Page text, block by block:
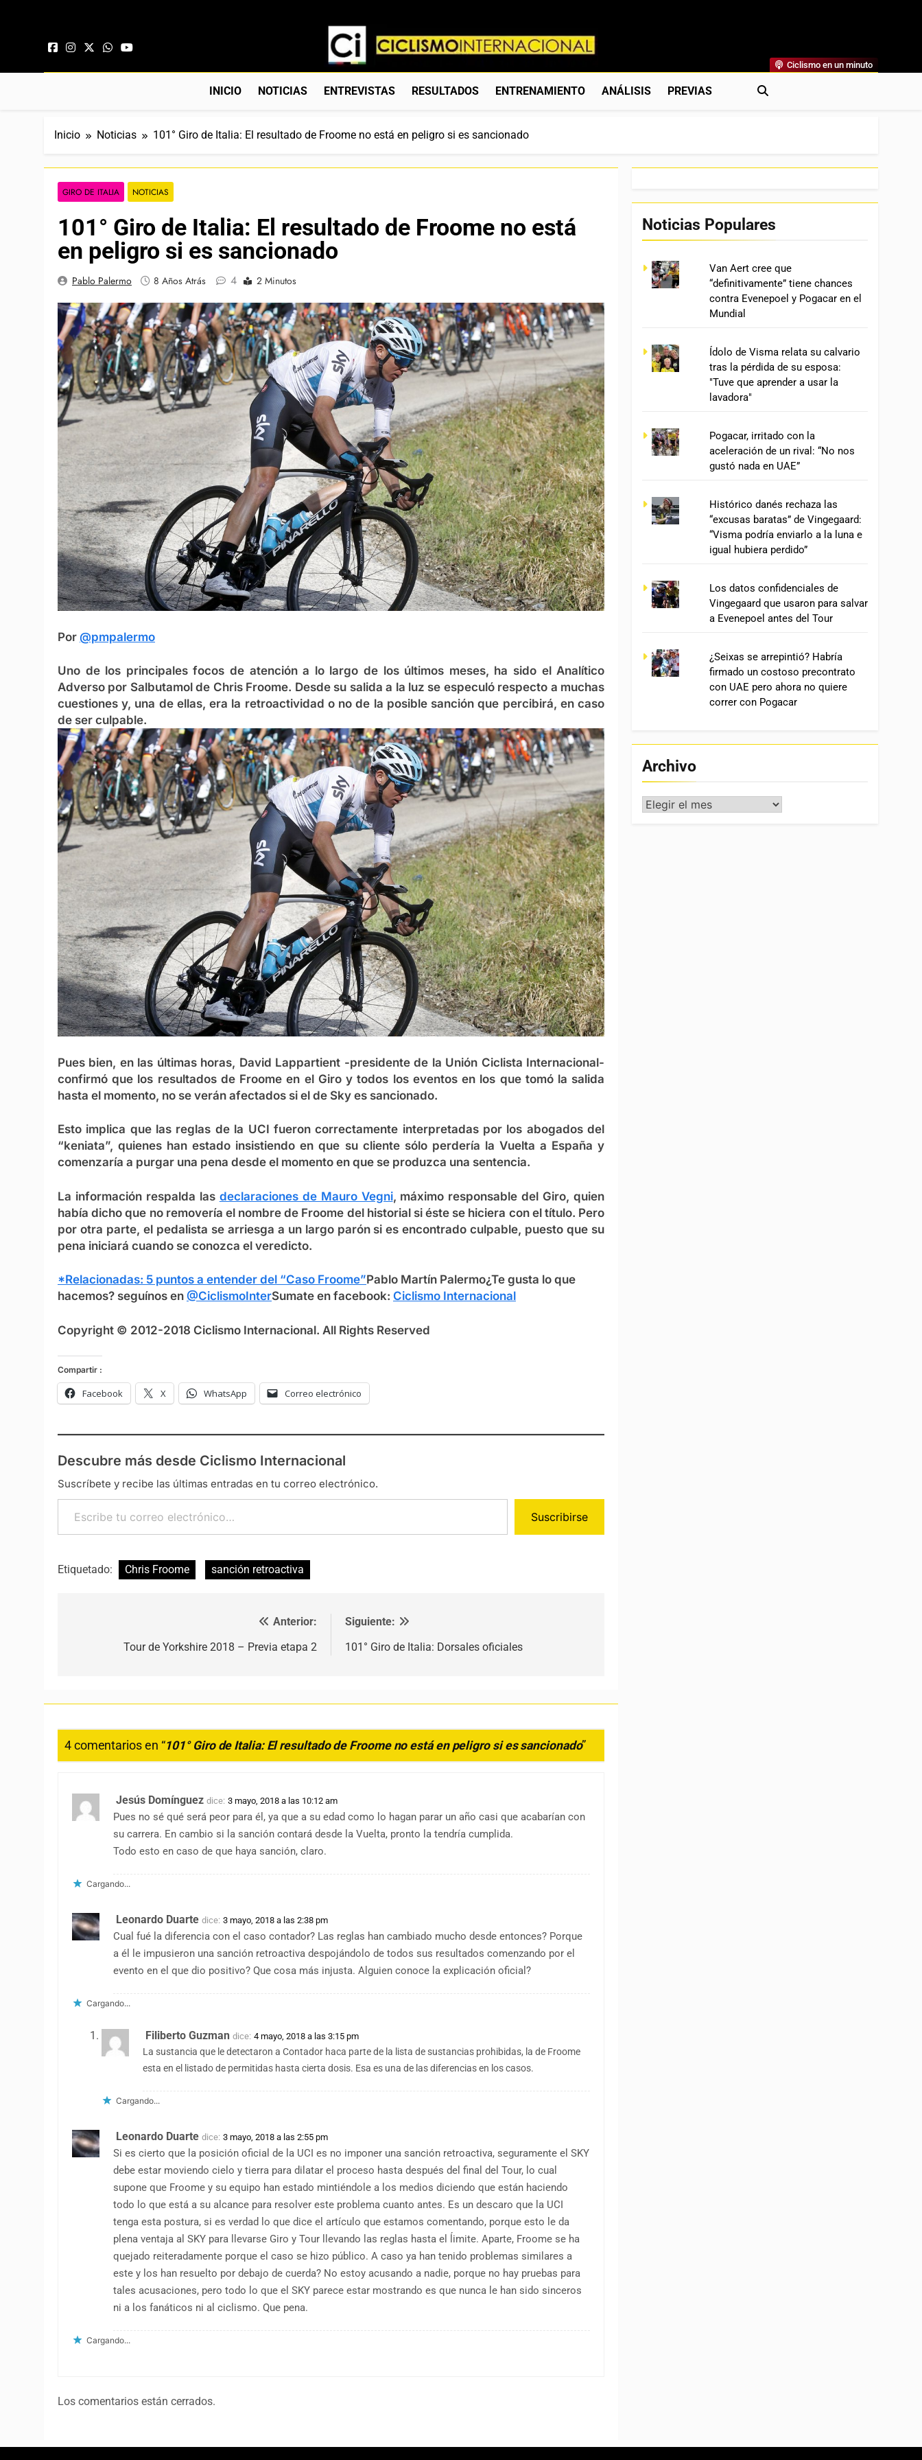
Ciclismo Internacional
Web Dedicada Al Ciclismo Mundial. Entrevistas, Análisis, Crónicas, Previas Y Más. La Web Ciclista De Referencia.
Ciclismo en un minuto
INICIO NOTICIAS ENTREVISTAS RESULTADOS ENTRENAMIENTO ANÁLISIS PREVIAS
Inicio Noticias 101° Giro de Italia: El resultado de Froome no está en peligro si es sancionado
GIRO DE ITALIA NOTICIAS
101° Giro de Italia: El resultado de Froome no está
en peligro si es sancionado
Pablo Palermo 8 Años Atrás 4 2 Minutos
Por @pmpalermo
Uno de los principales focos de atención a lo largo de los últimos meses, ha sido el Analítico
Adverso por Salbutamol de Chris Froome. Desde su salida a la luz se especuló respecto a muchas
cuestiones y, una de ellas, era la retroactividad o no de la posible sanción que percibirá, en caso
de ser culpable.
Pues bien, en las últimas horas, David Lappartient -presidente de la Unión Ciclista Internacional-
confirmó que los resultados de Froome en el Giro y todos los eventos en los que tomó la salida
hasta el momento, no se verán afectados si el de Sky es sancionado.
Esto implica que las reglas de la UCI fueron correctamente interpretadas por los abogados del
“keniata”, quienes han estado insistiendo en que su cliente sólo perdería la Vuelta a España y
comenzaría a purgar una pena desde el momento en que se produzca una sentencia.
La información respalda las declaraciones de Mauro Vegni, máximo responsable del Giro, quien
había dicho que no removería el nombre de Froome del historial si éste se hiciera con el título. Pero
por otra parte, el pedalista se arriesga a un largo parón si es encontrado culpable, puesto que su
pena iniciará cuando se conozca el veredicto.
*Relacionadas: 5 puntos a entender del “Caso Froome”Pablo Martín Palermo¿Te gusta lo que
hacemos? seguínos en @CiclismoInterSumate en facebook: Ciclismo Internacional
Copyright © 2012-2018 Ciclismo Internacional. All Rights Reserved
Compartir :
Facebook X WhatsApp Correo electrónico
Descubre más desde Ciclismo Internacional
Suscríbete y recibe las últimas entradas en tu correo electrónico.
Escribe tu correo electrónico…
Suscribirse
Etiquetado: Chris Froome sanción retroactiva
Anterior:
Tour de Yorkshire 2018 – Previa etapa 2
Siguiente:
101° Giro de Italia: Dorsales oficiales
4 comentarios en “101° Giro de Italia: El resultado de Froome no está en peligro si es sancionado”
Jesús Domínguez dice: 3 mayo, 2018 a las 10:12 am
Pues no sé qué será peor para él, ya que a su edad como lo hagan parar un año casi que acabarían con
su carrera. En cambio si la sanción contará desde la Vuelta, pronto la tendría cumplida.
Todo esto en caso de que haya sanción, claro.
Cargando...
Leonardo Duarte dice: 3 mayo, 2018 a las 2:38 pm
Cual fué la diferencia con el caso contador? Las reglas han cambiado mucho desde entonces? Porque
a él le impusieron una sanción retroactiva despojándolo de todos sus resultados comenzando por el
evento en el que dio positivo? Que cosa más injusta. Alguien conoce la explicación oficial?
Cargando...
Filiberto Guzman dice: 4 mayo, 2018 a las 3:15 pm
La sustancia que le detectaron a Contador haca parte de la lista de sustancias prohibidas, la de Froome
esta en el listado de permitidas hasta cierta dosis. Esa es una de las diferencias en los casos.
Cargando...
Leonardo Duarte dice: 3 mayo, 2018 a las 2:55 pm
Si es cierto que la posición oficial de la UCI es no imponer una sanción retroactiva, seguramente el SKY
debe estar moviendo cielo y tierra para dilatar el proceso hasta después del final del Tour, lo cual
supone que Froome y su equipo han estado mintiéndole a los medios diciendo que están haciendo
todo lo que está a su alcance para resolver este problema cuanto antes. Es un descaro que la UCI
tenga esta postura, si es verdad lo que dice el artículo que estamos comentando, porque esto le da
plena ventaja al SKY para llevarse Giro y Tour llevando las reglas hasta el ĺimite. Aparte, Froome se ha
quejado reiteradamente porque el caso se hizo público. A caso ya han tenido problemas similares a
este y los han resuelto por debajo de cuerda? No estoy acusando a nadie, porque no hay pruebas para
tales acusaciones, pero todo lo que el SKY parece estar mostrando es que nunca le han sido sinceros
ni a los fanáticos ni al ciclismo. Que pena.
Cargando...
Los comentarios están cerrados.
Noticias Populares
Van Aert cree que
“definitivamente” tiene chances
contra Evenepoel y Pogacar en el
Mundial
Ídolo de Visma relata su calvario
tras la pérdida de su esposa:
"Tuve que aprender a usar la
lavadora"
Pogacar, irritado con la
aceleración de un rival: “No nos
gustó nada en UAE”
Histórico danés rechaza las
“excusas baratas” de Vingegaard:
“Visma podría enviarlo a la luna e
igual hubiera perdido”
Los datos confidenciales de
Vingegaard que usaron para salvar
a Evenepoel antes del Tour
¿Seixas se arrepintió? Habría
firmado un costoso precontrato
con UAE pero ahora no quiere
correr con Pogacar
Archivo
Archivo